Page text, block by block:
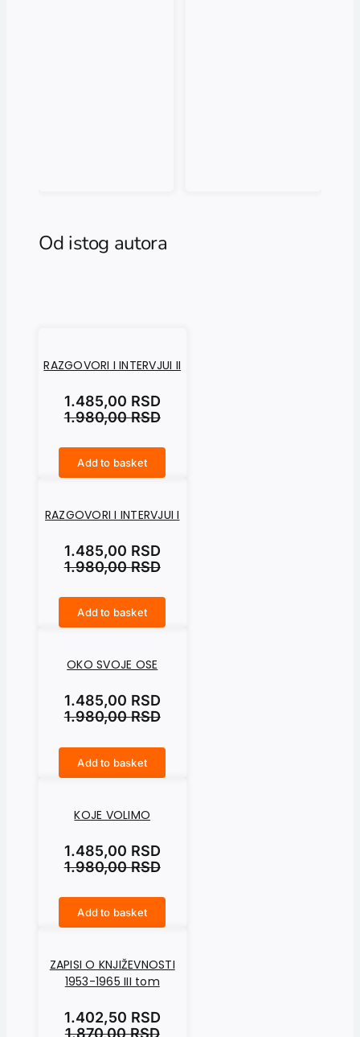
Od istog autora
RAZGOVORI I INTERVJUI II
1.980,00RSD
1.485,00 RSD
Add to basket
RAZGOVORI I INTERVJUI I
1.980,00RSD
1.485,00 RSD
Add to basket
OKO SVOJE OSE
1.980,00RSD
1.485,00 RSD
Add to basket
KOJE VOLIMO
1.980,00RSD
1.485,00 RSD
Add to basket
ZAPISI O KNJIŽEVNOSTI
1953-1965 III tom
1.870,00RSD
1.402,50 RSD